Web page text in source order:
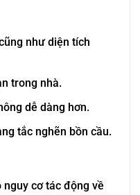
như diện tích
trong nhà.
dễ dàng hơn.
tắc nghẽn bồn cầu.
nguy cơ tác động về